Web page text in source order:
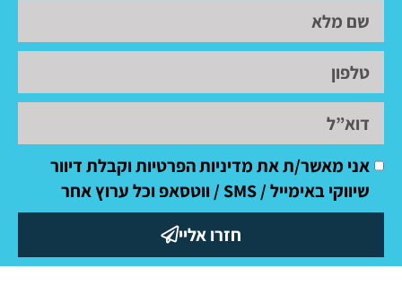
אני מאשר/ת את מדיניות הפרטיות וקבלת דיוור
שיווקי באימייל / SMS / ווטסאפ וכל ערוץ אחר
חזרו אליי